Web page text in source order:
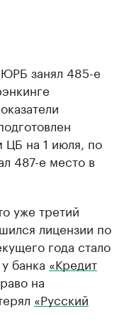
занял 485-е
на 1 июля, по
487-е место в
уже третий
лицензии по
года стало
банка «Кредит
на
«Русский